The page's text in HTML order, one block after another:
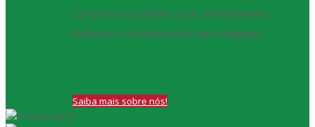
Contamos também com atendimento
delivery e encomendas para viagem.
Saiba mais sobre nós!